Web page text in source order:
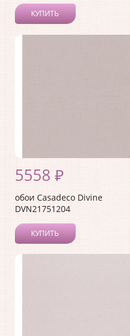
КУПИТЬ
5558 ₽
обои Casadeco Divine
DVN21751204
КУПИТЬ